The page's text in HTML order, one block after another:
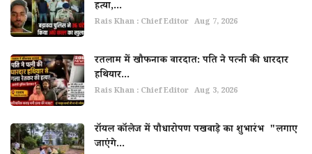
हत्या,...
Rais Khan : Chief Editor Aug 7, 2026
रतलाम में खौफनाक वारदात: पति ने पत्नी की धारदार
हथियार...
Rais Khan : Chief Editor Aug 3, 2026
रॉयल कॉलेज में पौधारोपण पखवाड़े का शुभारंभ "लगाए
जाएंगे...